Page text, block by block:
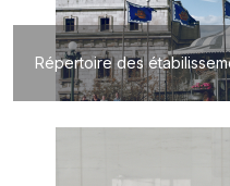
Répertoire des